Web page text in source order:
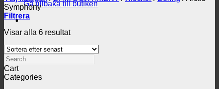
Gå tillbaka till butiken
Symphony
Filtrera
Visar alla 6 resultatSortera
senaste
Search
Cart
Categories